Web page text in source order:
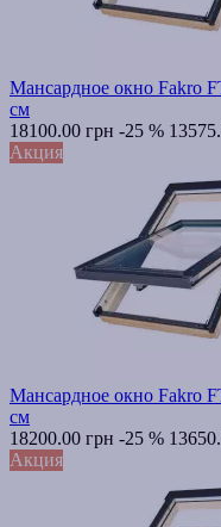
Мансардное окно Fakro
см
18100.00 грн -25 %
Акция
Мансардное окно Fakro
см
18200.00 грн -25 %
Акция